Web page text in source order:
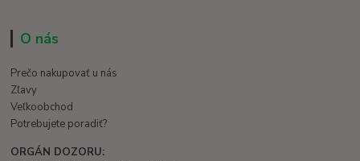
O nás
Prečo nakupovať u nás
Zľavy
Veľkoobchod
Potrebujete poradiť?
ORGÁN DOZORU: